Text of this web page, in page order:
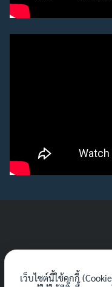
Search
for:
เว็บไซต์นี้ใช้คุกกี้